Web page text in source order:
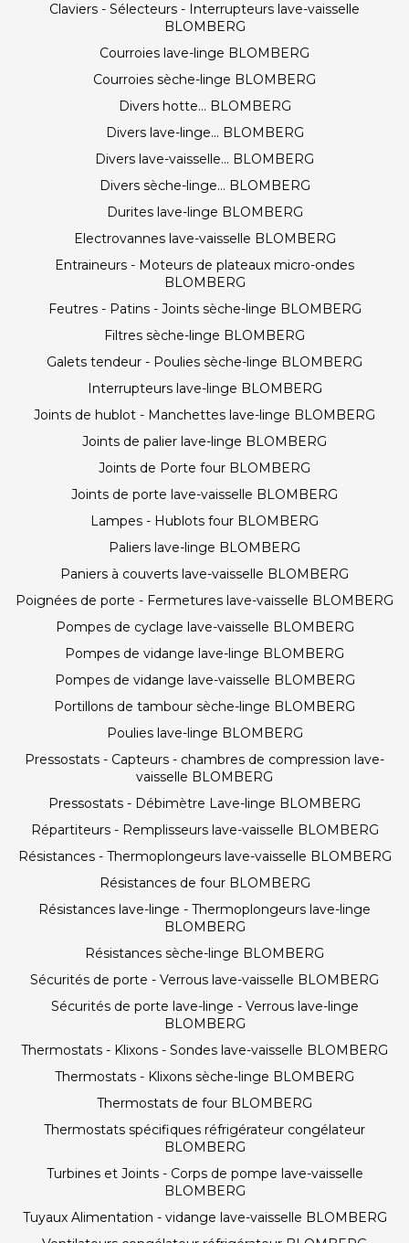
Claviers - Sélecteurs - Interrupteurs lave-vaisselle
BLOMBERG
Courroies lave-linge BLOMBERG
Courroies sèche-linge BLOMBERG
Divers hotte... BLOMBERG
Divers lave-linge... BLOMBERG
Divers lave-vaisselle... BLOMBERG
Divers sèche-linge... BLOMBERG
Durites lave-linge BLOMBERG
Electrovannes lave-vaisselle BLOMBERG
Entraineurs - Moteurs de plateaux micro-ondes
BLOMBERG
Feutres - Patins - Joints sèche-linge BLOMBERG
Filtres sèche-linge BLOMBERG
Galets tendeur - Poulies sèche-linge BLOMBERG
Interrupteurs lave-linge BLOMBERG
Joints de hublot - Manchettes lave-linge BLOMBERG
Joints de palier lave-linge BLOMBERG
Joints de Porte four BLOMBERG
Joints de porte lave-vaisselle BLOMBERG
Lampes - Hublots four BLOMBERG
Paliers lave-linge BLOMBERG
Paniers à couverts lave-vaisselle BLOMBERG
Poignées de porte - Fermetures lave-vaisselle BLOMBERG
Pompes de cyclage lave-vaisselle BLOMBERG
Pompes de vidange lave-linge BLOMBERG
Pompes de vidange lave-vaisselle BLOMBERG
Portillons de tambour sèche-linge BLOMBERG
Poulies lave-linge BLOMBERG
Pressostats - Capteurs - chambres de compression lave-
vaisselle BLOMBERG
Pressostats - Débimètre Lave-linge BLOMBERG
Répartiteurs - Remplisseurs lave-vaisselle BLOMBERG
Résistances - Thermoplongeurs lave-vaisselle BLOMBERG
Résistances de four BLOMBERG
Résistances lave-linge - Thermoplongeurs lave-linge
BLOMBERG
Résistances sèche-linge BLOMBERG
Sécurités de porte - Verrous lave-vaisselle BLOMBERG
Sécurités de porte lave-linge - Verrous lave-linge
BLOMBERG
Thermostats - Klixons - Sondes lave-vaisselle BLOMBERG
Thermostats - Klixons sèche-linge BLOMBERG
Thermostats de four BLOMBERG
Thermostats spécifiques réfrigérateur congélateur
BLOMBERG
Turbines et Joints - Corps de pompe lave-vaisselle
BLOMBERG
Tuyaux Alimentation - vidange lave-vaisselle BLOMBERG